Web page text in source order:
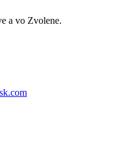
a vo Zvolene.